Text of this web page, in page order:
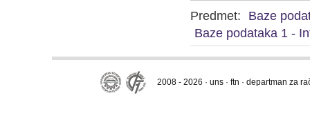
Predmet:
Baze
Baze podataka 1 -
2008 - 2026 · uns · ftn · departman za